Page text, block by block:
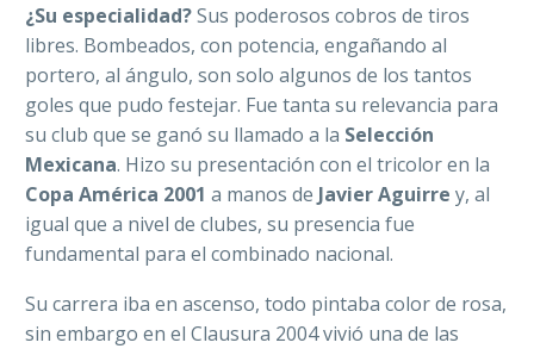
¿Su especialidad?Sus poderosos cobros de tiros
libres. Bombeados, con potencia, engañando al
portero, al ángulo, son solo algunos de los tantos
goles que pudo festejar. Fue tanta su relevancia para
su club que se ganó su llamado a la Selección
Mexicana. Hizo su presentación con el tricolor en la
Copa América 2001 a manos de Javier Aguirre y, al
igual que a nivel de clubes, su presencia fue
fundamental para el combinado nacional.
Su carrera iba en ascenso, todo pintaba color de rosa,
sin embargo en el Clausura 2004 vivió una de las